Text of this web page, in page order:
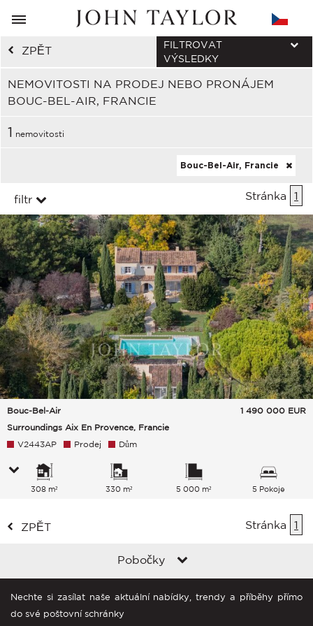
ZPĚT
NEMOVITOSTI NA PRODEJ NEBO PRONÁJEM
BOUC-BEL-AIR, FRANCIE
FILTROVAT
VÝSLEDKY
1 nemovitosti
Bouc-Bel-Air, Francie
filtr Stránka 1
Bouc-Bel-Air
Surroundings Aix En Provence, Francie
1 490 000 EUR
V2443AP Prodej Dům
308 m² 330 m² 5 000 m² 5 Pokoje
ZPĚT Stránka 1
Pobočky
Nechte si zasílat naše aktuální nabídky, trendy a příběhy přímo
do své poštovní schránky